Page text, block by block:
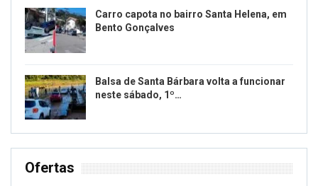
Carro capota no bairro Santa Helena, em
Bento Gonçalves
Balsa de Santa Bárbara volta a funcionar
neste sábado, 1º…
Ofertas